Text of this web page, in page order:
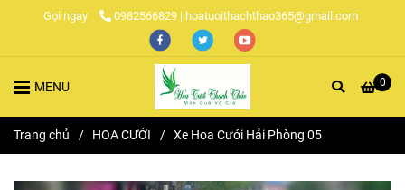
Gọi ngay 0982566829 | hoatuoithachthao365@gmail.com
0
MENU
Trang chủ / HOA CƯỚI / Xe Hoa Cưới Hải Phòng 05